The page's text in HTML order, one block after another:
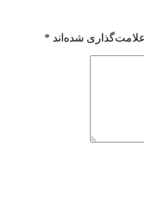
شده‌اند *